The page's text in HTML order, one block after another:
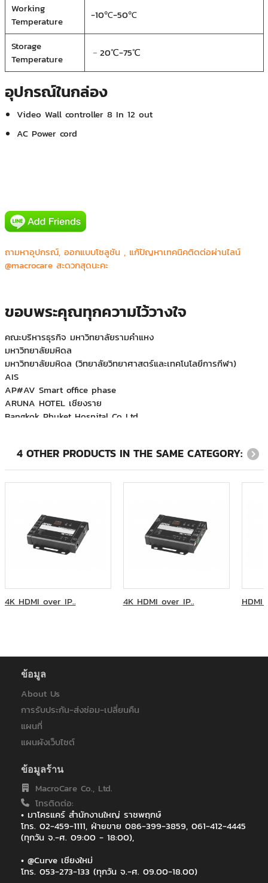
Working
Temperature
-10℃-50℃
Storage
Temperature
﹣20℃-75℃
อุปกรณ์ในกล่อง
Video Wall controller 8 In 12 out
AC Power cord
ถามหาอุปกรณ์, ออกแบบโซลูชัน , แก้ปัญหาเทคนิคติดต่อผ่านไลน์
@macrocare สะดวกสุดนะคะ
ขอบพระคุณทุกความไว้วางใจ
IDS Medical Systems Co.,Ltd.
Major Bowl Group
การไฟฟ้าฝ่ายผลิตแห่งประเทศไทย
มหาวิทยาลัยมหิดล
มหาวิทยาลัยมหิดล (วิทยาลัยวิทยาศาสตร์และเทคโนโลยีการกีฬา)
AIS
AP#AV Smart office phase
ARUNA HOTEL เชียงราย
Bangkok Phuket Hospital Co.,Ltd.
BLOOMBERG L.P.
CP TRUE ชั้น 30
Great China Millennium (Thailand) Co.,Ltd.
Haier Electrical Appliances (Thailand) Co., Ltd.
Hmc Polymers Co., Ltd.
Integrated C4I Systems (ICS)
Kasikorn Business-Technology Group (KBTG)
KFC Lotus ระยอง
KFC Lotus ศาลายา
MEA Live
Meiji (Thai)
PTT
Reuters
Reuters Software (Thailand)
Reuters Software (Thailand) Ltd
Sidel South Asia- Pacific Ltd
SPK Factoryland
TRUE ประชารัฐ
V. MANE FILS (THAILAND) CO., LTD.
กรมการทหารสื่อสาร
กรมการสื่อสารและเทคโนโลยีสารสนเทศทหารเรือ
กรมการสื่่อสารทหาร กองบัญชาการกองทัพไทย
กรมชลประทาน สามเสน
กรมทหารสื่อสาร-กองทัพอากาศ
กรมที่ดิน
กรมป่าไม้
4 OTHER PRODUCTS IN THE SAME CATEGORY:
4K HDMI over IP.. 4K HDMI over IP.. HDMI
ข้อมูล
About Us
การรับประกัน-ส่งซ่อม-เปลี่ยนคืน
แผนที่
แผนผังเว็บไซต์
ข้อมูลร้าน
MacroCare Co., Ltd.
โทรติดต่อ:
• มาโครแคร์ สำนักงานใหญ่ ราชพฤกษ์
โทร. 02-459-1111, ฝ่ายขาย 086-399-3859, 061-412-4445
(ทุกวัน จ.-ศ. 09:00 - 18:00),
• @Curve เชียงใหม่
โทร. 053-273-133 (ทุกวัน จ.-ศ. 09.00-18.00)